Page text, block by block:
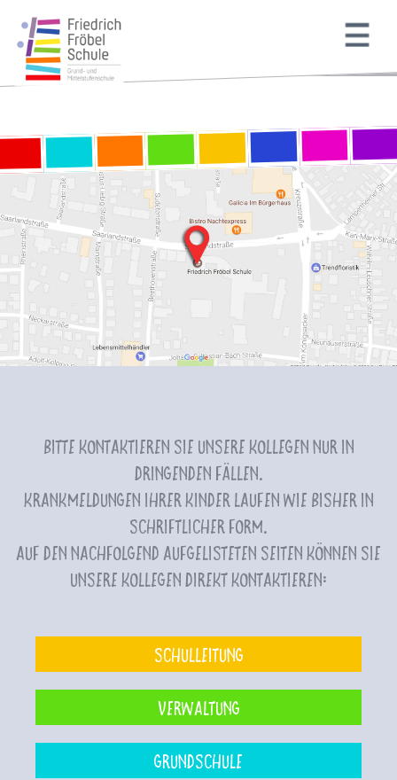
Bitte kontaktieren Sie unsere Kollegen nur in
dringenden Fällen.
Krankmeldungen Ihrer Kinder laufen wie bisher in
schriftlicher Form.
Auf den nachfolgend aufgelisteten Seiten können Sie
unsere Kollegen direkt kontaktieren:
Schulleitung
Verwaltung
Grundschule